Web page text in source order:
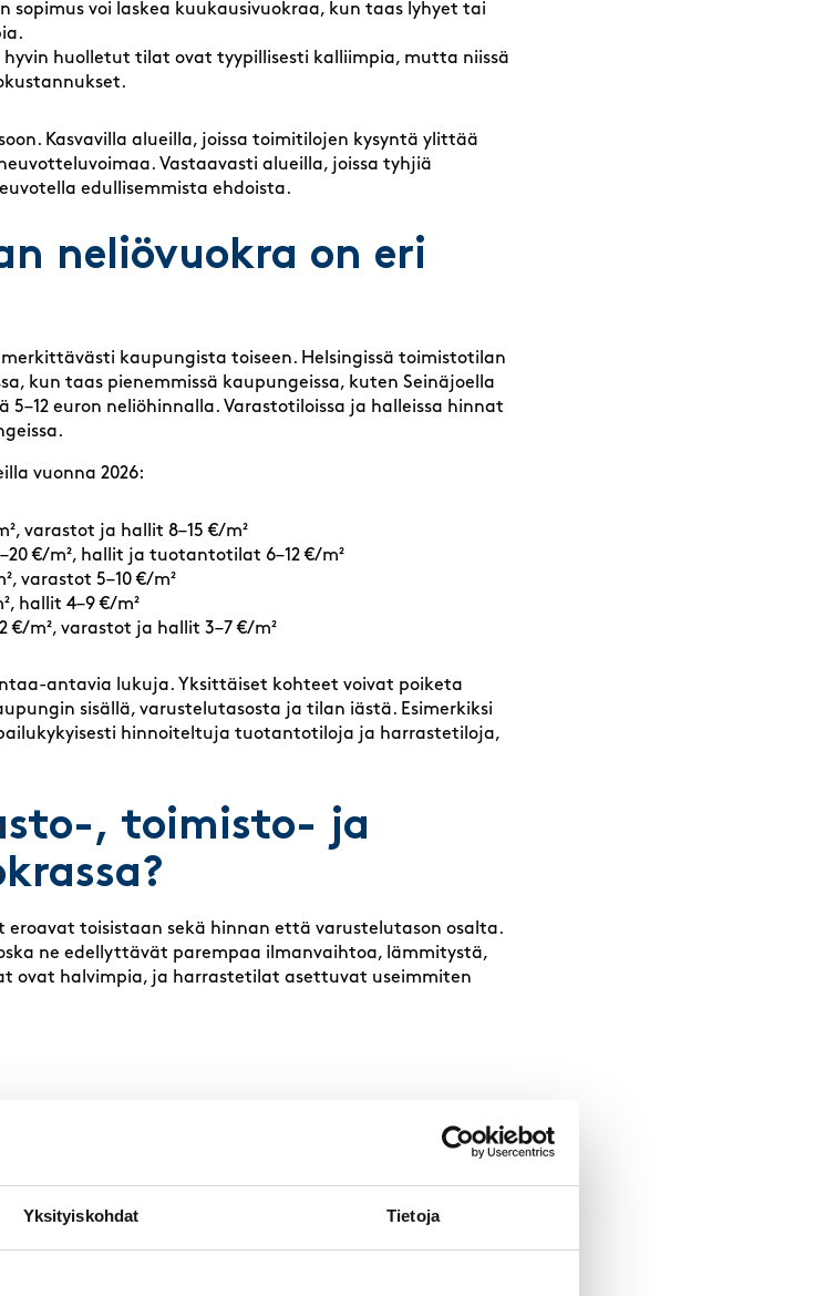
Yksityiskohdat Tietoja
sopimus voi laskea kuukausivuokraa, kun taas lyhyet tai
huolletut tilat ovat tyypillisesti kalliimpia, mutta niissä
Kasvavilla alueilla, joissa toimitilojen kysyntä ylittää
Vastaavasti alueilla, joissa tyhjiä
edullisemmista ehdoista.
neliövuokra on eri
merkittävästi kaupungista toiseen. Helsingissä toimistotilan
kun taas pienemmissä kaupungeissa, kuten Seinäjoella
euron neliöhinnalla. Varastotiloissa ja halleissa hinnat
vuonna 2026:
varastot ja hallit 8–15 €/m²
€/m², hallit ja tuotantotilat 6–12 €/m²
varastot 5–10 €/m²
hallit 4–9 €/m²
€/m², varastot ja hallit 3–7 €/m²
antavia lukuja. Yksittäiset kohteet voivat poiketa
sisällä, varustelutasosta ja tilan iästä. Esimerkiksi
hinnoiteltuja tuotantotiloja ja harrastetiloja,
, toimisto- ja
toisistaan sekä hinnan että varustelutason osalta.
ne edellyttävät parempaa ilmanvaihtoa, lämmitystä,
ovat halvimpia, ja harrastetilat asettuvat useimmiten
Varastotilat soveltuvat tavaroiden säilytykseen eivätkä